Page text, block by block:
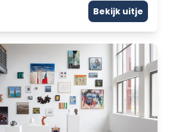
Bekijk uitje